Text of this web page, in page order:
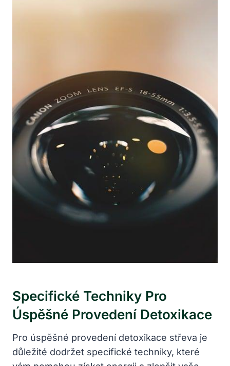
Specifické Techniky Pro
Úspěšné Provedení Detoxikace
Pro úspěšné provedení detoxikace střeva je
důležité dodržet specifické techniky, které